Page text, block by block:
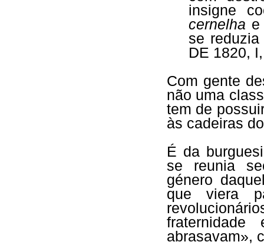
insigne
cernelha
se
DE 1820,
Com gente
não uma
tem de
às cadeiras
É da
se reunia
género
que viera
abrasavam»,